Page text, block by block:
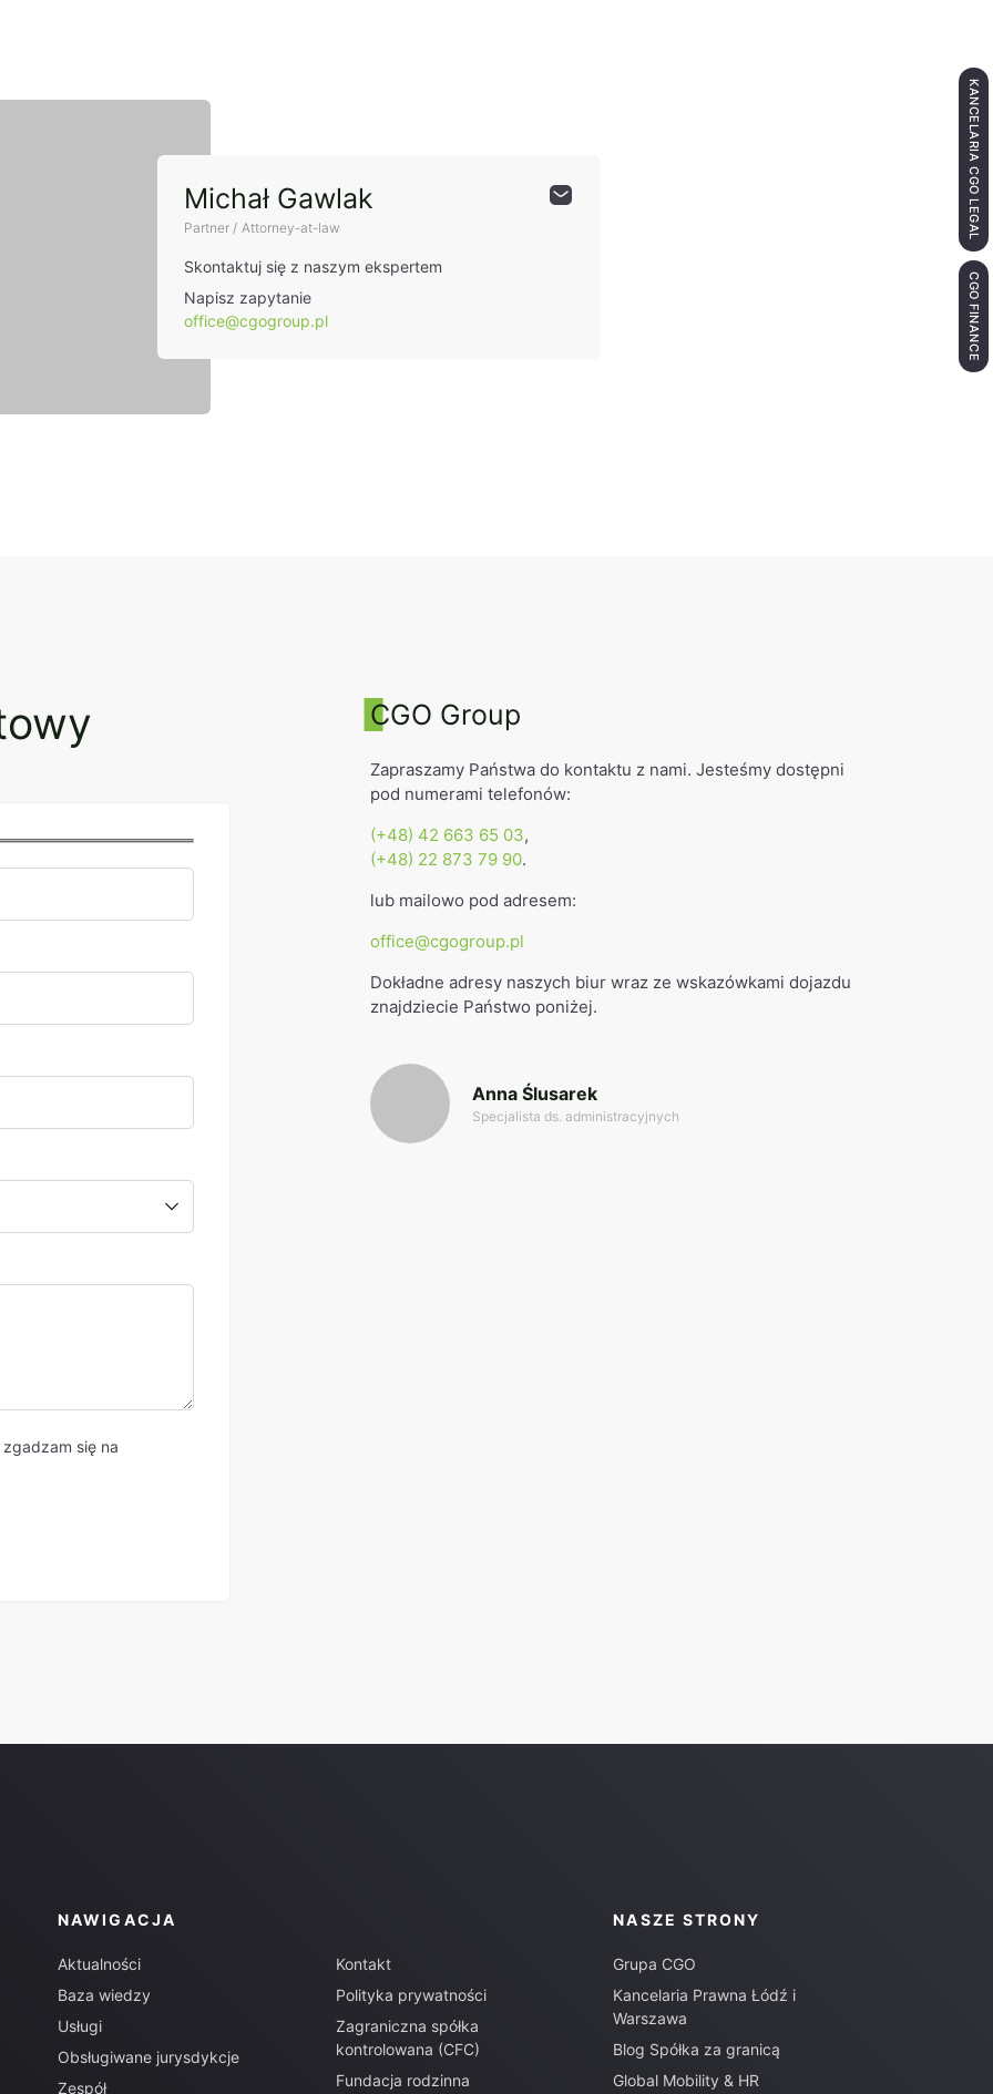
Michał Gawlak
Partner / Attorney-at-law
Skontaktuj się z naszym ekspertem
Napisz zapytanie
office@cgogroup.pl
się na
CGO Group
Zapraszamy Państwa do kontaktu z nami. Jesteśmy dostępni
pod numerami telefonów:
(+48) 42 663 65 03,
(+48) 22 873 79 90.
lub mailowo pod adresem:
office@cgogroup.pl
Dokładne adresy naszych biur wraz ze wskazówkami dojazdu
znajdziecie Państwo poniżej.
Anna Ślusarek
Specjalista ds. administracyjnych
NAWIGACJA
Aktualności
Baza wiedzy
Usługi
Obsługiwane jurysdykcje
Zespół
Kontakt
Polityka prywatności
Zagraniczna spółka
kontrolowana (CFC)
Fundacja rodzinna
NASZE STRONY
Grupa CGO
Kancelaria Prawna Łódź i
Warszawa
Blog Spółka za granicą
Global Mobility & HR
KANCELARIA CGO LEGAL
CGO FINANCE